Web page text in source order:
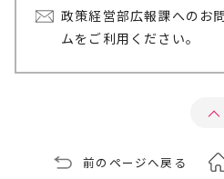
政策経営部広報課へのお
ムをご利用ください。
前のページへ戻る